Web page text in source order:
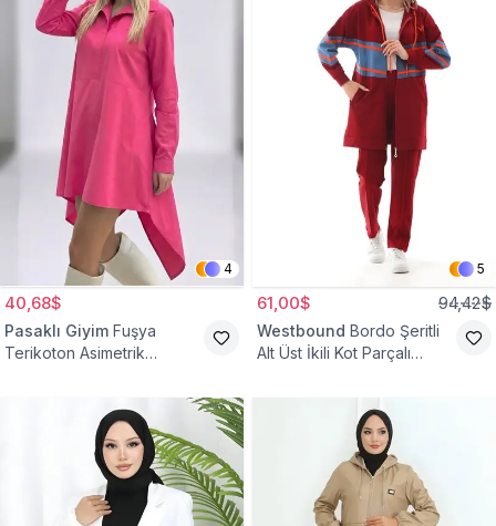
4
40,68$
Pasaklı Giyim Fuşya
Terikoton Asimetrik
5
61,00$ 94,42$
Westbound Bordo Şeritli
Alt Üst İkili Kot Parçalı